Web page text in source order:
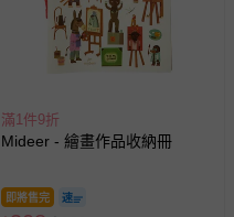
滿1件9折
Mideer - 繪畫作品收納冊
即將售完